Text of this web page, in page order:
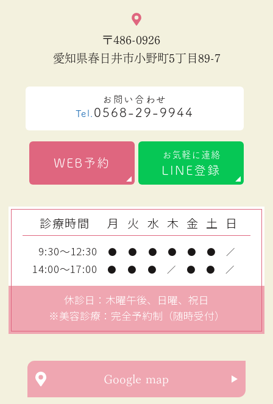
タッフ同士が協力し合い、働
きやすい環境づくりを目指し
ています。
履歴書を「かちがわスキンク
※履歴書は選考のみに使用
し、使用後は適切に破棄いた
します。
詳しくはハローワーク求人票
をご確認ください。
皆さまのご応募を心よりお待
ちしております。
〒486-0926
愛知県春日井市小野町5丁目89-7
お問い合わせ
Tel. 0568-29-9944
WEB予約
お気軽に連絡
LINE登録
診療時間 月 火 水 木 金 土 日
9:30～12:30 ● ● ● ● ● ● ／
14:00～17:00 ● ● ● ／ ● ● ／
休診日：木曜午後、日曜、祝日
※美容診療：完全予約制（随時受付）
Google map